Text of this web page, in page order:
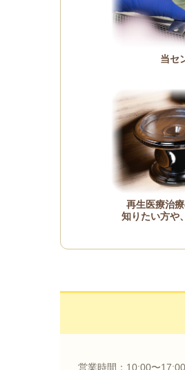
当セ
再生医療治
知りたい方や
営業時間：10:00〜17:00